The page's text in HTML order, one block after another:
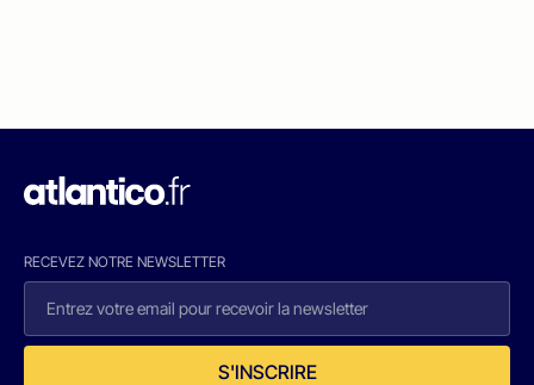
RECEVEZ NOTRE NEWSLETTER
S'INSCRIRE